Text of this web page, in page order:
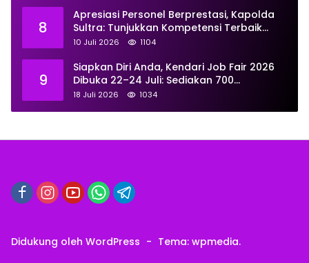
8
Apresiasi Personel Berprestasi, Kapolda
Sultra: Tunjukkan Kompetensi Terbaik
untuk Masyarakat
10 Juli 2026 1104
9
Siapkan Diri Anda, Kendari Job Fair 2026
Dibuka 22–24 Juli: Sediakan 700
Lowongan dari 30 Perusahaan
18 Juli 2026 1034
Didukung oleh WordPress - Tema: wpmedia.